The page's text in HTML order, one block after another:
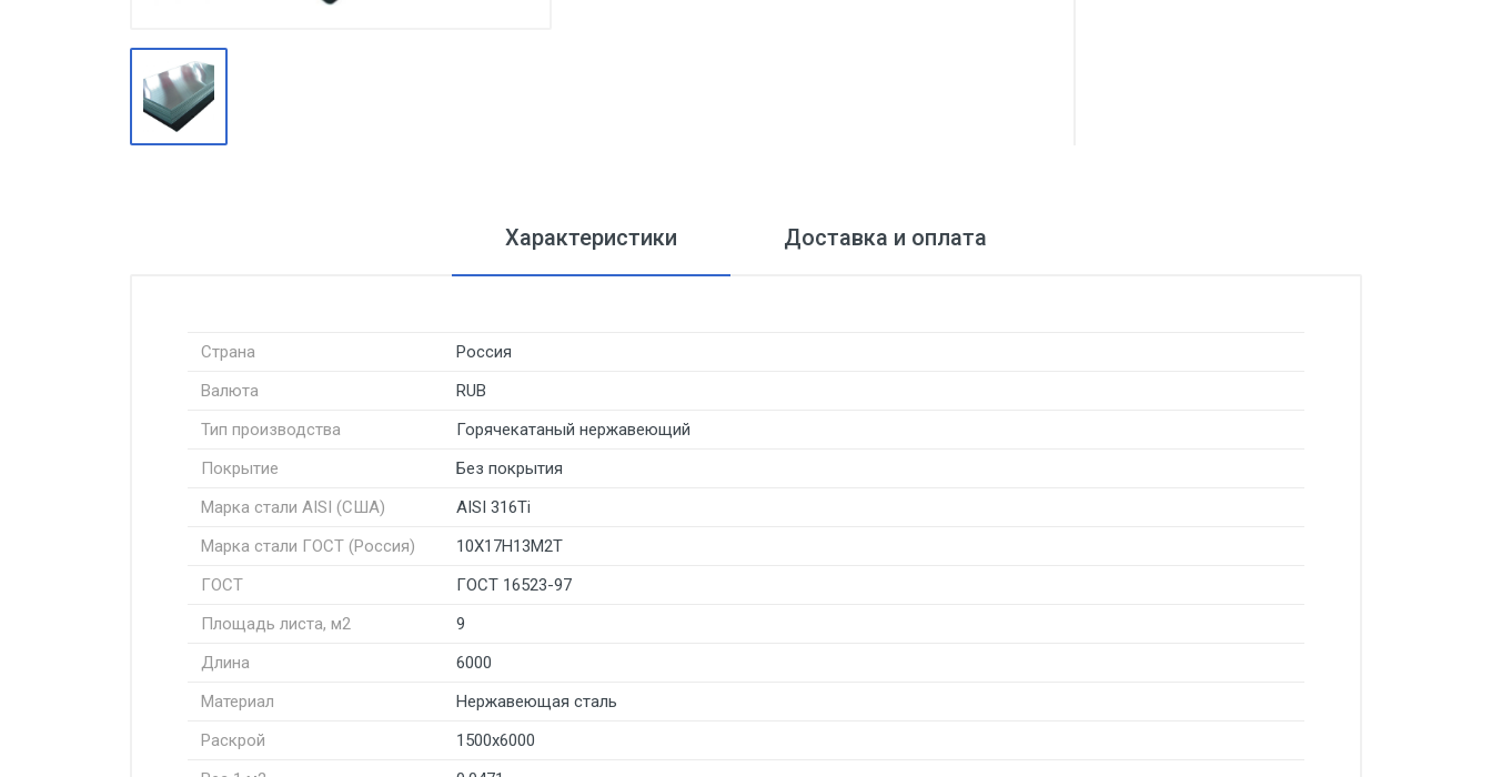
Детали трубопроводов и
Оцинкованный металлопрокат
Запорная арматура
Цветные металлы
Характеристики Доставка и оплата
Страна
Россия
Валюта
RUB
Тип производства
Горячекатаный нержавеющий
Покрытие
Без покрытия
Марка стали AISI (США)
AISI 316Ti
Марка стали ГОСТ (Россия)
10Х17Н13М2Т
ГОСТ
ГОСТ 16523-97
Площадь листа, м2
9
Длина
6000
Материал
Нержавеющая сталь
Раскрой
1500х6000